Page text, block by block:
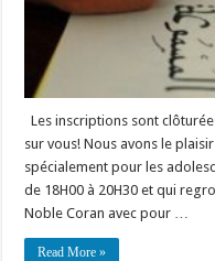
Les inscriptions sont
sur vous! Nous avons le
spécialement pour les
de 18H00 à 20H30 et qui
Noble Coran avec pour …
Read More »